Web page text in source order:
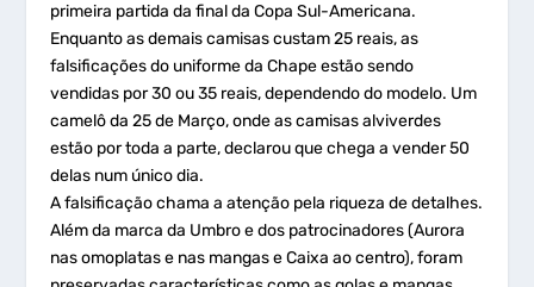
primeira partida da final da Copa Sul-Americana.
Enquanto as demais camisas custam 25 reais, as
falsificações do uniforme da Chape estão sendo
vendidas por 30 ou 35 reais, dependendo do modelo. Um
camelô da 25 de Março, onde as camisas alviverdes
estão por toda a parte, declarou que chega a vender 50
delas num único dia.
A falsificação chama a atenção pela riqueza de detalhes.
Além da marca da Umbro e dos patrocinadores (Aurora
nas omoplatas e nas mangas e Caixa ao centro), foram